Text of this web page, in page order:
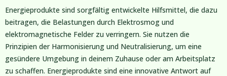
Energieprodukte sind sorgfältig entwickelte Hilfsmittel, die dazu
beitragen, die Belastungen durch Elektrosmog und
elektromagnetische Felder zu verringern. Sie nutzen die
Prinzipien der Harmonisierung und Neutralisierung, um eine
gesündere Umgebung in deinem Zuhause oder am Arbeitsplatz
zu schaffen. Energieprodukte sind eine innovative Antwort auf